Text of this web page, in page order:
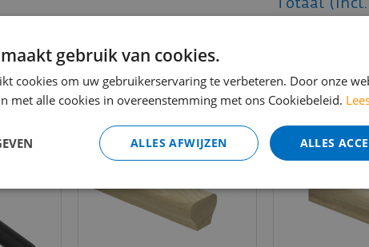
gebruik van cookies.
cookies om uw gebruikerservaring te verbeteren. Door onze
met alle cookies in overeenstemming met ons Cookiebeleid.
ALLES
ALLES AFWIJZEN